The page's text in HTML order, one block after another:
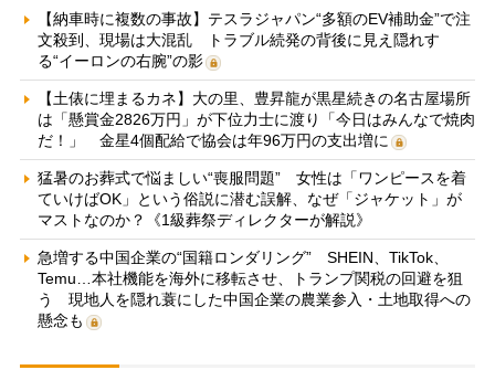
【納車時に複数の事故】テスラジャパン“多額のEV補助金”で注
文殺到、現場は大混乱 トラブル続発の背後に見え隠れす
る“イーロンの右腕”の影
【土俵に埋まるカネ】大の里、豊昇龍が黒星続きの名古屋場所
は「懸賞金2826万円」が下位力士に渡り「今日はみんなで焼肉
だ！」 金星4個配給で協会は年96万円の支出増に
猛暑のお葬式で悩ましい“喪服問題” 女性は「ワンピースを着
ていけばOK」という俗説に潜む誤解、なぜ「ジャケット」が
マストなのか？《1級葬祭ディレクターが解説》
急増する中国企業の“国籍ロンダリング” SHEIN、TikTok、
Temu…本社機能を海外に移転させ、トランプ関税の回避を狙
う 現地人を隠れ蓑にした中国企業の農業参入・土地取得への
懸念も